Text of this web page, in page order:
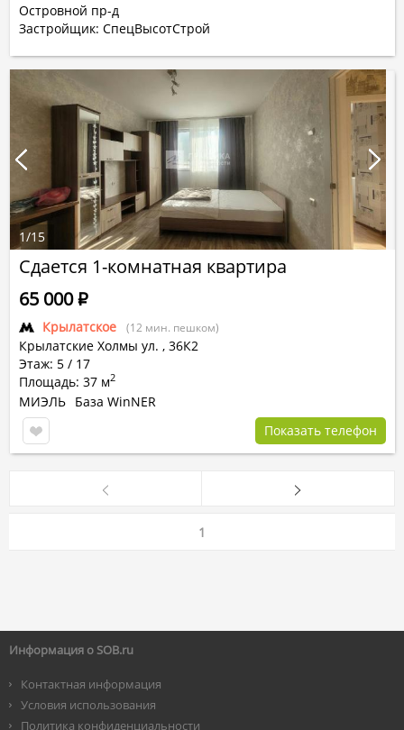
Островной пр-д
Застройщик: СпецВысотСтрой
Сдается 1-комнатная квартира
Крылатское (12 мин. пешком)
Крылатские Холмы ул. , 36К2
Этаж: 5 / 17
Площадь: 37 м2
65 000Р
МИЭЛЬ База WinNER
Показать телефон
1/15
1
Информация о SOB.ru
Контактная информация
Условия использования
Политика конфиденциальности